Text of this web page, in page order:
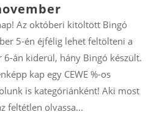
Az októberi kitöltött Bingó
5-én éjfélig lehet feltölteni a
6-án kiderül, hány Bingó készült.
kap egy CEWE %-os
is kategóriánként! Aki most
feltétlen olvassa...